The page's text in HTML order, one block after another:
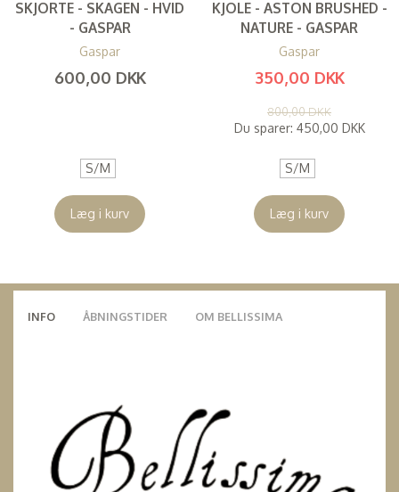
SKJORTE - SKAGEN - HVID
- GASPAR
Gaspar
600,00 DKK
S/M
Læg i kurv
KJOLE - ASTON BRUSHED -
NATURE - GASPAR
Gaspar
350,00 DKK
800,00 DKK
Du sparer: 450,00 DKK
S/M
Læg i kurv
INFO ÅBNINGSTIDER OM BELLISSIMA